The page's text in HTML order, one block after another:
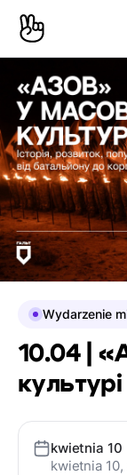
Wydarzenie
10.04 |
культурі
kwietnia 10
kwietnia